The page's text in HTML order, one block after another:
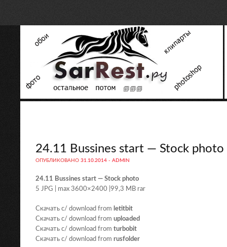
24.11 Bussines start — Stock photo
ОПУБЛИКОВАНО 31.10.2014 - ADMIN
24.11 Bussines start — Stock photo
5 JPG | max 3600×2400 |99,3 MB rar
Скачать с/ download from letitbit
Скачать с/ download from uploaded
Скачать с/ download from turbobit
Скачать с/ download from rusfolder